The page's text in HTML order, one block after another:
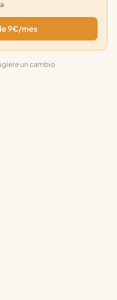
9€/mes
un cambio